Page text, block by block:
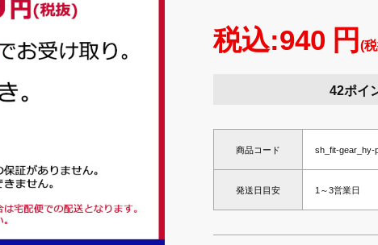
税込:940 円(
42ポイ
商品コード sh_fit-gear_hy-
発送日目安 1～3営業日